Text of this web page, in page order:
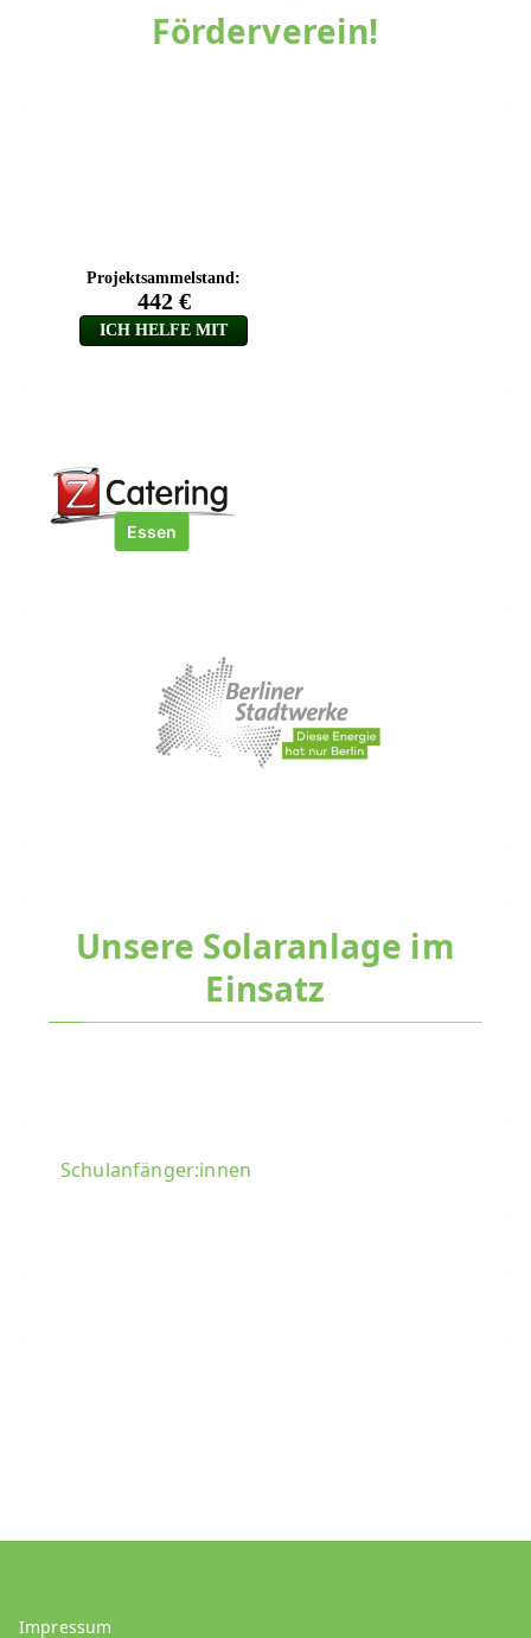
Förderverein!
Essen
Unsere Solaranlage im
Einsatz
Schulanfänger:innen
Impressum